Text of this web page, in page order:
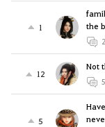
1
the
2
12
Not
5
5